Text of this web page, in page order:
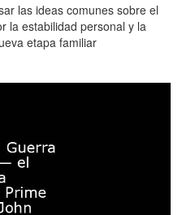
las ideas comunes sobre el
la estabilidad personal y la
etapa familiar